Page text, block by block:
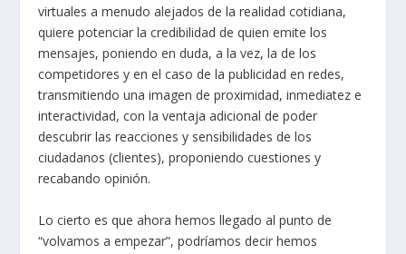
virtuales a menudo alejados de la realidad cotidiana,
quiere potenciar la credibilidad de quien emite los
mensajes, poniendo en duda, a la vez, la de los
competidores y en el caso de la publicidad en redes,
transmitiendo una imagen de proximidad, inmediatez e
interactividad, con la ventaja adicional de poder
descubrir las reacciones y sensibilidades de los
ciudadanos (clientes), proponiendo cuestiones y
recabando opinión.
Lo cierto es que ahora hemos llegado al punto de
“volvamos a empezar”, podríamos decir hemos